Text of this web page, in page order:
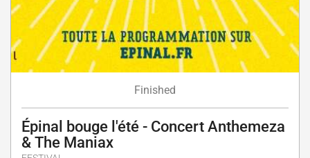
Finished
Épinal bouge l'été - Concert Anthemeza
& The Maniax